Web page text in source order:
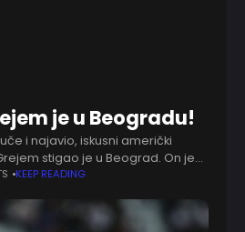
je u Beogradu!
i najavio, iskusni američki
stigao je u Beograd. On je
i sam potvrdio dolazak u
KEEP READING